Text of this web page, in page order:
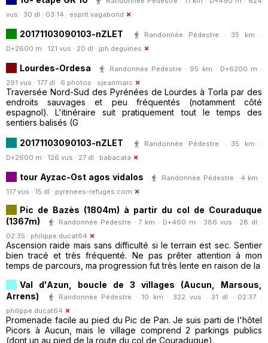
vus · 30 dl · 03:14 · esprit.vagabond
20171103090103-nZLET
Randonnée Pédestre · 35 km ·
D+2600 m · 121 vus · 20 dl · jph.deguines
Lourdes-Ordesa
Randonnée Pédestre · 95 km · D+6200 m ·
291 vus · 177 dl · 6 photos · sjeanmarc
Traversée Nord-Sud des Pyrénées de Lourdes à Torla par des
endroits sauvages et peu fréquentés (notamment côté
espagnol). L'itinéraire suit pratiquement tout le temps des
sentiers balisés (G
20171103090103-nZLET
Randonnée Pédestre · 35 km ·
D+2600 m · 126 vus · 27 dl · babacata
tour Ayzac-Ost agos vidalos
Randonnée Pédestre · 4 km ·
117 vus · 15 dl · pyrenees-refuges.com
Pic de Bazès (1804m) à partir du col de Couraduque
(1367m)
Randonnée Pédestre · 7 km · D+460 m · 386 vus · 28 dl ·
02:35 · philippe.ducat64
Ascension raide mais sans difficulté si le terrain est sec. Sentier
bien tracé et très fréquenté. Ne pas prêter attention à mon
temps de parcours, ma progression fut très lente en raison de la
Val d'Azun, boucle de 3 villages (Aucun, Marsous,
Arrens)
Randonnée Pédestre · 10 km · 322 vus · 31 dl · 02:37 ·
philippe.ducat64
Promenade facile au pied du Pic de Pan. Je suis parti de l'hôtel
Picors à Aucun, mais le village comprend 2 parkings publics
(dont un au pied de la route du col de Couraduque).